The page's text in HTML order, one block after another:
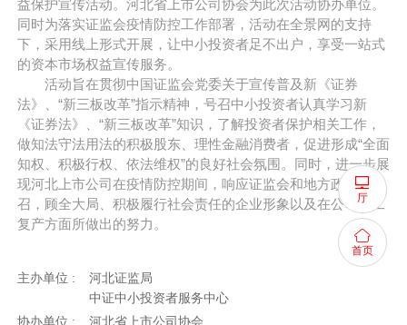
益保护宣传活动。河北省上市公司协会为此次活动协办单位。
同时为落实证监会疫情防控工作部署，活动在全景网的支持
下，采用线上形式开展，让中小投资者足不出户，享受一站式
的资本市场权益宣传服务。
活动旨在贯彻中国证监会党委关于宣传普及新《证券
法》、“新三板改革”指示精神，号召中小投资者认真学习新
《证券法》、“新三板改革”知识，了解投资者保护相关工作，
做知法守法用法的积极股东、理性金融消费者，促进形成“全面
知权、积极行权、依法维权”的良好社会氛围。同时，进一步展
现河北上市公司在疫情防控期间，响应证监会和地方政府号
召，顾全大局、积极履行社会责任的企业形象以及在公司复工
复产方面所做出的努力。
主办单位 :
河北证监局
中证中小投资者服务中心
协办单位 :
河北省上市公司协会
厅
首页